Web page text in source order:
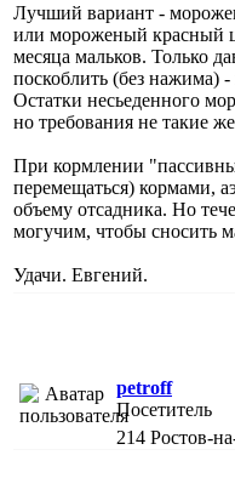
Лучший вариант -
или мороженый красный
месяца мальков. Только
поскоблить (без нажима)
Остатки несьеденного
но требования не такие
При кормлении
перемещаться) кормами,
объему отсадника. Но
могучим, чтобы сносить
Удачи. Евгений.
petroff
Посетитель
214 Ростов-